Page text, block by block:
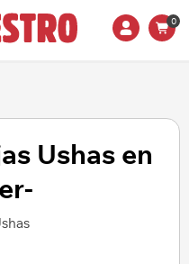
0
Ushas en